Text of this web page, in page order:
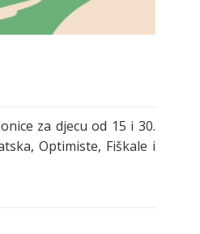
za djecu od 15 i 30.
Optimiste, Fiškale i